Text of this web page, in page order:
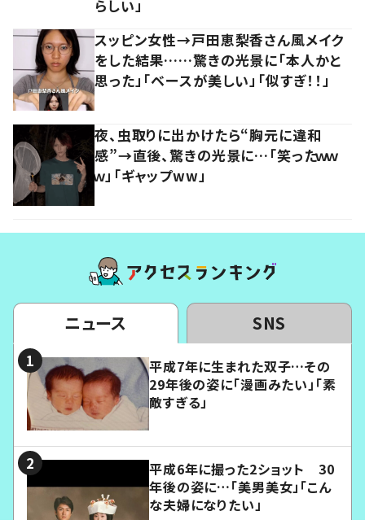
らしい」
スッピン女性→戸田恵梨香さん風メイク
をした結果……驚きの光景に「本人かと
思った」「ベースが美しい」「似すぎ！！」
夜、虫取りに出かけたら“胸元に違和
感”→直後、驚きの光景に…「笑ったｗｗ
ｗ」「ギャップww」
ニュース SNS
平成7年に生まれた双子…その
29年後の姿に「漫画みたい」「素
敵すぎる」
平成6年に撮った2ショット 30
年後の姿に…「美男美女」「こん
な夫婦になりたい」